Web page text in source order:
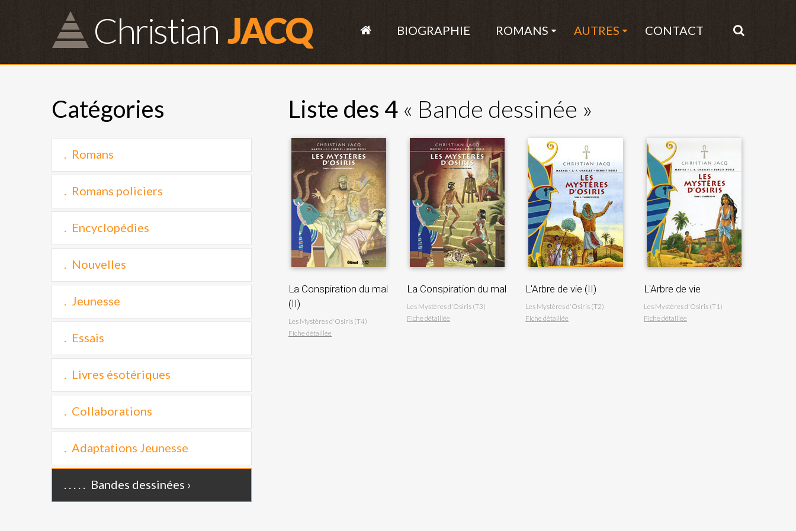
Christian JACQ BIOGRAPHIE ROMANS AUTRES CONTACT
Catégories
Romans
Romans policiers
Encyclopédies
Nouvelles
Jeunesse
Essais
Livres ésotériques
Collaborations
Adaptations Jeunesse
Bandes dessinées
Liste des 4 « Bande dessinée »
La Conspiration du mal
(II)
Les Mystères d'Osiris (T4)
Fiche détaillée
La Conspiration du mal
Les Mystères d'Osiris (T3)
Fiche détaillée
L'Arbre de vie (II)
Les Mystères d'Osiris (T2)
Fiche détaillée
L'Arbre de vie
Les Mystères d'Osiris (T1)
Fiche détaillée